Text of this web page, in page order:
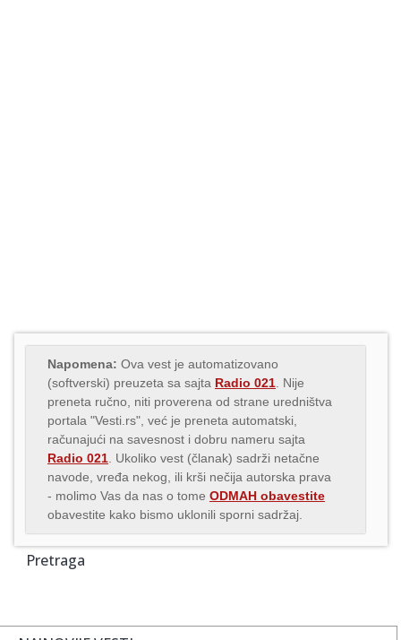
Napomena: Ova vest je automatizovano
(softverski) preuzeta sa sajta Radio 021 . Nije
preneta ručno, niti proverena od strane uredništva
portala "Vesti.rs", već je preneta automatski,
računajući na savesnost i dobru nameru sajta
Radio 021 . Ukoliko vest (članak) sadrži netačne
navode, vređa nekog, ili krši nečija autorska prava
- molimo Vas da nas o tome ODMAH obavestite
obavestite kako bismo uklonili sporni sadržaj.
Pretraga